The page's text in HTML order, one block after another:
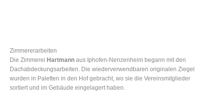
Zimmererarbeiten
Die Zimmerei Hartmann aus Iphofen-Nenzenheim begann mit den
Dachabdeckungsarbeiten. Die wiederverwendbaren originalen Ziegel
wurden in Paletten in den Hof gebracht, wo sie die Vereinsmitglieder
sortiert und im Gebäude eingelagert haben.